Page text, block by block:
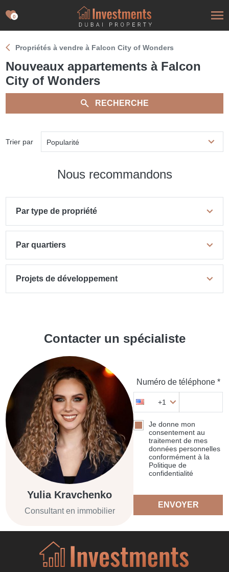
0
Propriétés à vendre à Falcon City of Wonders
Nouveaux appartements à Falcon
City of Wonders
RECHERCHE
Trier par Popularité
Nous recommandons
Par type de propriété
Par quartiers
Projets de développement
Contacter un spécialiste
Yulia Kravchenko
Consultant en immobilier
Numéro de téléphone *
+1
Je donne mon
consentement au
traitement de mes
données personnelles
conformément à la
Politique de
confidentialité
ENVOYER